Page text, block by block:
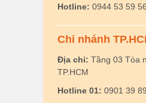
Hotline: 0944 53 59 56
Chi nhánh
Địa chỉ: Tầng 03 Tòa
TP.HCM
Hotline 01: 0901 39